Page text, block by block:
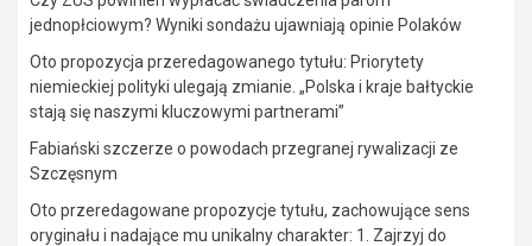
jednopłciowym? Wyniki sondażu ujawniają opinie Polaków
Oto propozycja przeredagowanego tytułu: Priorytety
niemieckiej polityki ulegają zmianie. „Polska i kraje bałtyckie
stają się naszymi kluczowymi partnerami”
Fabiański szczerze o powodach przegranej rywalizacji ze
Szczęsnym
Oto przeredagowane propozycje tytułu, zachowujące sens
oryginału i nadające mu unikalny charakter: 1. Zajrzyj do